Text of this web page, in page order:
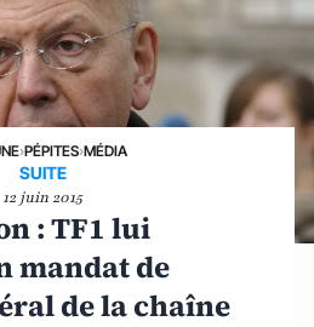
›PÉPITES›MÉDIA
SUITE
12 juin 2015
: TF1 lui
mandat de
de la chaîne